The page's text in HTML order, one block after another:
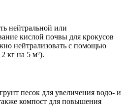
нейтральной или
кислой почвы для крокусов
нейтрализовать с помощью
кг на 5 м²).
песок для увеличения водо- и
компост для повышения